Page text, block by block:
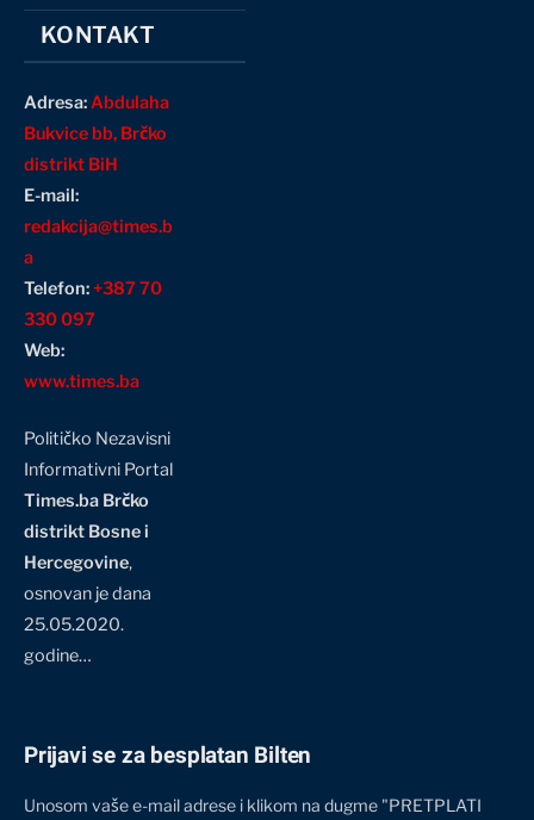
KONTAKT
Adresa:Abdulaha
Bukvice bb, Brčko
distrikt BiH
E-mail:
redakcija@times.b
a
Telefon:+387 70
330 097
Web:
www.times.ba
Političko Nezavisni
Informativni Portal
Times.ba Brčko
distrikt Bosne i
Hercegovine,
osnovan je dana
25.05.2020.
godine…
Prijavi se za besplatan Bilten
Unosom vaše e-mail adrese i klikom na dugme "PRETPLATI